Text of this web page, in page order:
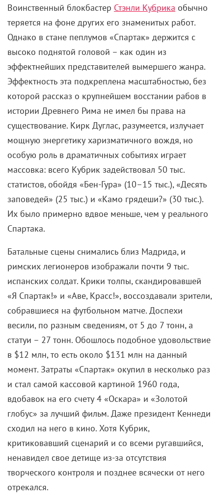
Воинственный блокбастер Стэнли Кубрика обычно
теряется на фоне других его знаменитых работ.
Однако в стане пеплумов «Спартак» держится с
высоко поднятой головой – как один из
эффектнейших представителей вымершего жанра.
Эффектность эта подкреплена масштабностью, без
которой рассказ о крупнейшем восстании рабов в
истории Древнего Рима не имел бы права на
существование. Кирк Дуглас, разумеется, излучает
мощную энергетику харизматичного вождя, но
особую роль в драматичных событиях играет
массовка: всего Кубрик задействовал 50 тыс.
статистов, обойдя «Бен-Гура» (10–15 тыс.), «Десять
заповедей» (25 тыс.) и «Камо грядеши?» (30 тыс.).
Их было примерно вдвое меньше, чем у реального
Спартака.
Батальные сцены снимались близ Мадрида, и
римских легионеров изображали почти 9 тыс.
испанских солдат. Крики толпы, скандировавшей
«Я Спартак!» и «Аве, Красс!», воссоздавали зрители,
собравшиеся на футбольном матче. Доспехи
весили, по разным сведениям, от 5 до 7 тонн, а
статуи – 27 тонн. Обошлось подобное удовольствие
в $12 млн, то есть около $131 млн на данный
момент. Затраты «Спартак» окупил в несколько раз
и стал самой кассовой картиной 1960 года,
вдобавок на его счету 4 «Оскара» и «Золотой
глобус» за лучший фильм. Даже президент Кеннеди
сходил на него в кино. Хотя Кубрик,
критиковавший сценарий и со всеми ругавшийся,
ненавидел свое детище из-за отсутствия
творческого контроля и позднее всячески от него
отрекался.